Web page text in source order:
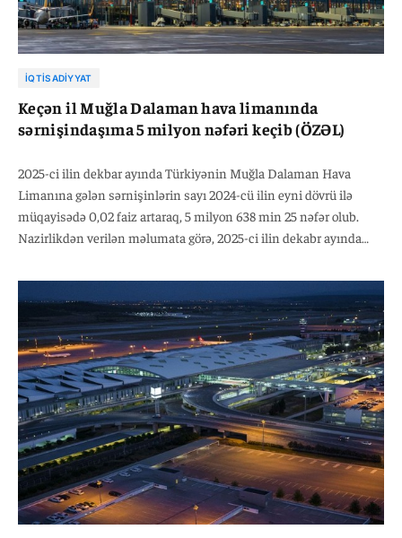
İQTISADIYYAT
Keçən il Muğla Dalaman hava limanında
sərnişindaşıma 5 milyon nəfəri keçib (ÖZƏL)
2025-ci ilin dekbar ayında Türkiyənin Muğla Dalaman Hava
Limanına gələn sərnişinlərin sayı 2024-cü ilin eyni dövrü ilə
müqayisədə 0,02 faiz artaraq, 5 milyon 638 min 25 nəfər olub.
Nazirlikdən verilən məlumata görə, 2025-ci ilin dekabr ayında
analoji dövrü ilə müqayisədə 8 faiz artaraq, 2 milyon 23 min 255
nəfər, beynəlxalq reyslər üzrə isə 4 faiz azalaraq 3 milyon 614 min
770 nəfər təşkil edib.